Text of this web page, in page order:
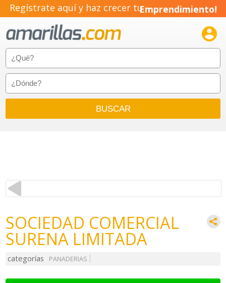
Regístrate aquí y haz crecer tuEmprendimiento!

SOCIEDAD COMERCIAL
SURENA LIMITADA
categorías PANADERIAS